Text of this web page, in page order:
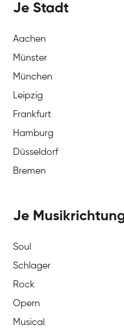
Je Stadt
Aachen
Münster
München
Leipzig
Frankfurt
Hamburg
Düsseldorf
Bremen
Je
Soul
Schlager
Rock
Opern
Musical